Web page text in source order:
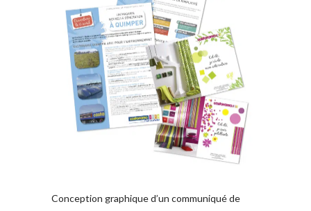
Conception graphique d’un communiqué de